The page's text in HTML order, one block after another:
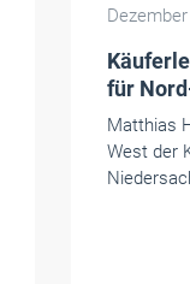
für
Matthias
West der